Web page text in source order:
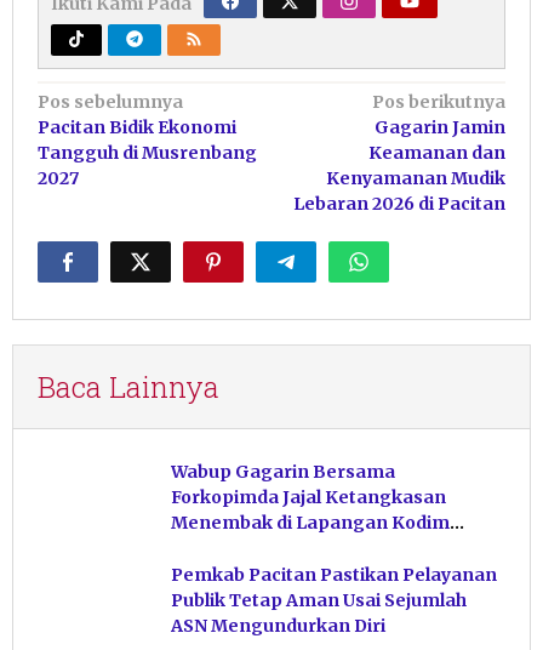
Navigasi
pos
Pos sebelumnya
Pacitan Bidik Ekonomi
Tangguh di Musrenbang
2027
Pos berikutnya
Gagarin Jamin
Keamanan dan
Kenyamanan Mudik
Lebaran 2026 di Pacitan
Baca Lainnya
Wabup Gagarin Bersama
Forkopimda Jajal Ketangkasan
Menembak di Lapangan Kodim
Pemkab Pacitan Pastikan Pelayanan
Publik Tetap Aman Usai Sejumlah
ASN Mengundurkan Diri